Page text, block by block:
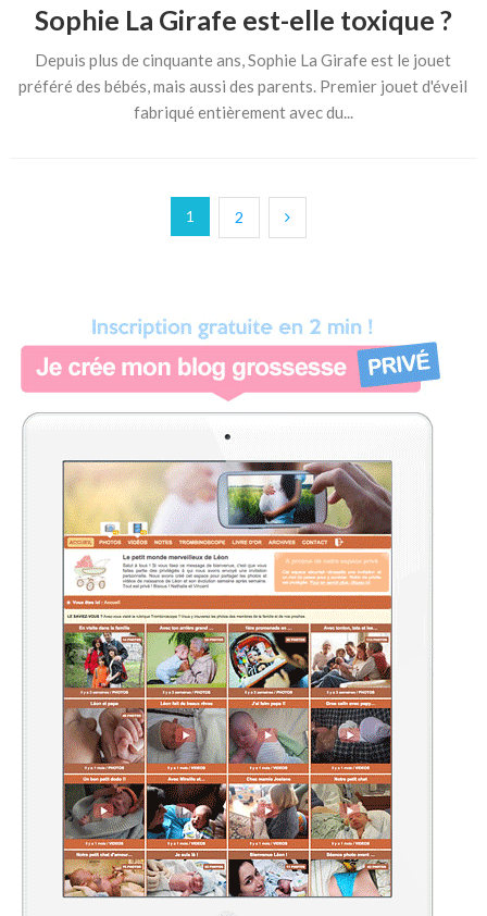
Sophie La Girafe est-elle toxique ?
Depuis plus de cinquante ans, Sophie La Girafe est le jouet
préféré des bébés, mais aussi des parents. Premier jouet d'éveil
fabriqué entièrement avec du...
1 2